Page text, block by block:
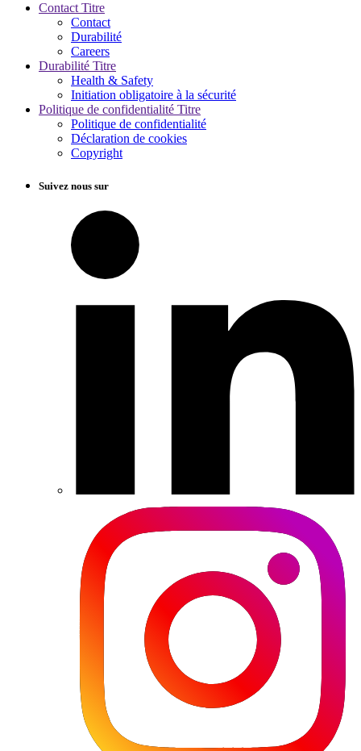
Contact Titre
Contact
Durabilité
Careers
Durabilité Titre
Health & Safety
Initiation obligatoire à la sécurité
Politique de confidentialité Titre
Politique de confidentialité
Déclaration de cookies
Copyright
Suivez nous sur